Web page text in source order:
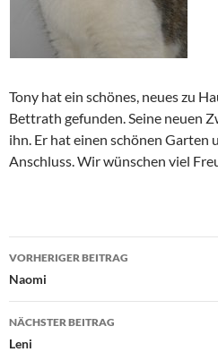
Tony hat ein schönes, neues zu
Bettrath gefunden. Seine neuen
ihn. Er hat einen schönen Garten
Anschluss. Wir wünschen viel
Beitragsnavigation
VORHERIGER BEITRAG
Naomi
NÄCHSTER BEITRAG
Leni